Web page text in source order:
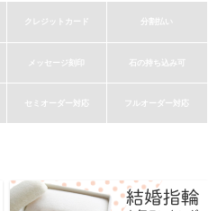
クレジットカード 分割払い
メッセージ刻印 石の持ち込み可
セミオーダー対応 フルオーダー対応